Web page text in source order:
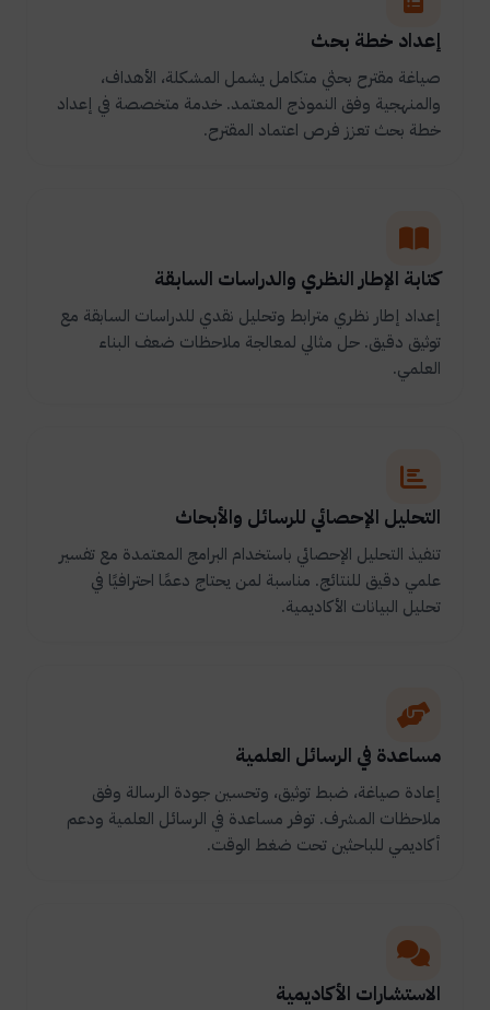
إعداد خطة بحث
صياغة مقترح بحثي متكامل يشمل المشكلة، الأهداف،
والمنهجية وفق النموذج المعتمد. خدمة متخصصة في إعداد
خطة بحث تعزز فرص اعتماد المقترح.
كتابة الإطار النظري والدراسات السابقة
إعداد إطار نظري مترابط وتحليل نقدي للدراسات السابقة مع
توثيق دقيق. حل مثالي لمعالجة ملاحظات ضعف البناء
العلمي.
التحليل الإحصائي للرسائل والأبحاث
تنفيذ التحليل الإحصائي باستخدام البرامج المعتمدة مع تفسير
علمي دقيق للنتائج. مناسبة لمن يحتاج دعمًا احترافيًا في
تحليل البيانات الأكاديمية.
مساعدة في الرسائل العلمية
إعادة صياغة، ضبط توثيق، وتحسين جودة الرسالة وفق
ملاحظات المشرف. توفر مساعدة في الرسائل العلمية ودعم
أكاديمي للباحثين تحت ضغط الوقت.
الاستشارات الأكاديمية